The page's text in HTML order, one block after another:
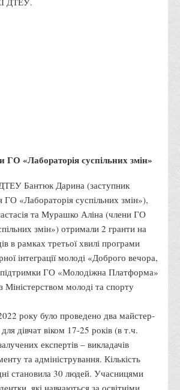
місті Вінниця та області;
зустрічей для учасників було
та майстер-класів від
та провідних практиків, які є
ДТЕУ.
ГО «Лабораторія суспільних змін»